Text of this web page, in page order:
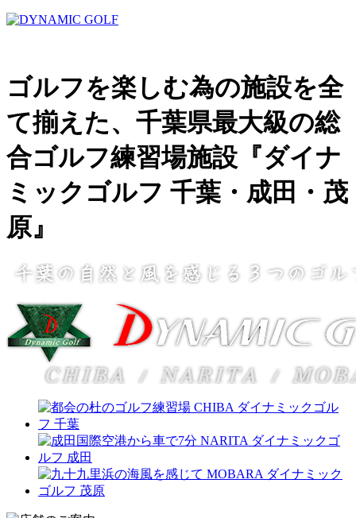
ゴルフを楽しむ為の施設を全
て揃えた、千葉県最大級の総
合ゴルフ練習場施設『ダイナ
ミックゴルフ 千葉・成田・茂
原』